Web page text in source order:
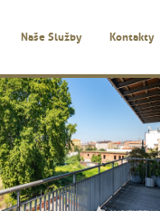
Naše Služby Kontakty